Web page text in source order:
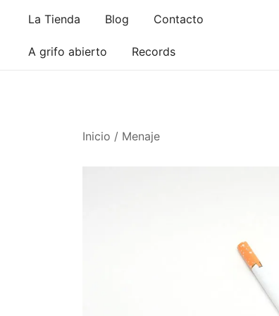
contenido
La Tienda Blog Contacto
A grifo abierto Records
Inicio / Menaje